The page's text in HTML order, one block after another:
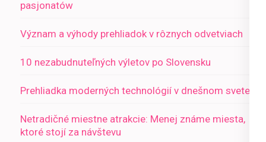
pasjonatów
Význam a výhody prehliadok v rôznych odvetviach
10 nezabudnuteľných výletov po Slovensku
Prehliadka moderných technológií v dnešnom svete
Netradičné miestne atrakcie: Menej známe miesta,
ktoré stojí za návštevu